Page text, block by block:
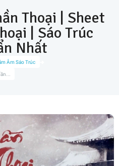
Âm Sáo Trúc
Thoại | Sheet
| Sáo Trúc
Nhất